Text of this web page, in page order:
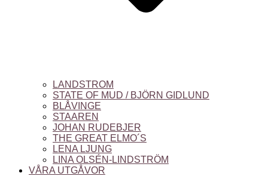
LANDSTROM
STATE OF MUD / BJÖRN GIDLUND
BLÅVINGE
STAAREN
JOHAN RUDEBJER
THE GREAT ELMO´S
LENA LJUNG
LINA OLSÉN-LINDSTRÖM
VÅRA UTGÅVOR